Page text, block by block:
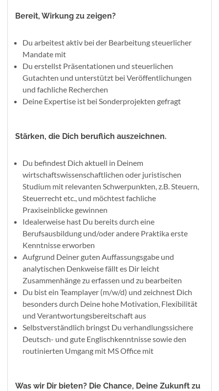
Bereit, Wirkung zu zeigen?
Du arbeitest aktiv bei der Bearbeitung steuerlicher
Mandate mit
Du erstellst Präsentationen und steuerlichen
Gutachten und unterstützt bei Veröffentlichungen
und fachliche Recherchen
Deine Expertise ist bei Sonderprojekten gefragt
Stärken, die Dich beruflich auszeichnen.
Du befindest Dich aktuell in Deinem
wirtschaftswissenschaftlichen oder juristischen
Studium mit relevanten Schwerpunkten, z.B. Steuern,
Steuerrecht etc., und möchtest fachliche
Praxiseinblicke gewinnen
Idealerweise hast Du bereits durch eine
Berufsausbildung und/oder andere Praktika erste
Kenntnisse erworben
Aufgrund Deiner guten Auffassungsgabe und
analytischen Denkweise fällt es Dir leicht
Zusammenhänge zu erfassen und zu bearbeiten
Du bist ein Teamplayer (m/w/d) und zeichnest Dich
besonders durch Deine hohe Motivation, Flexibilität
und Verantwortungsbereitschaft aus
Selbstverständlich bringst Du verhandlungssichere
Deutsch- und gute Englischkenntnisse sowie den
routinierten Umgang mit MS Office mit
Was wir Dir bieten? Die Chance, Deine Zukunft zu